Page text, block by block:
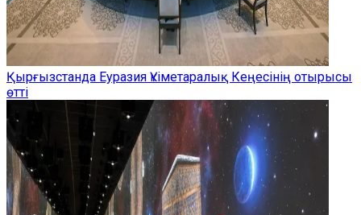
Қырғызстанда Еуразия Үкіметаралық Кеңесінің отырысы
өтті